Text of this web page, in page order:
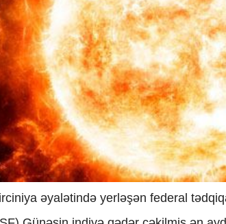
əyalətində yerləşən federal